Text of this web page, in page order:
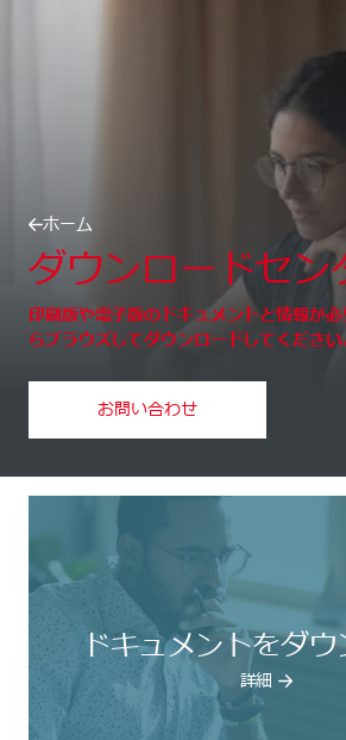
ホーム
ダウンロードセン
印刷版や電子版のドキュメントと情報が
らブラウズしてダウンロードしてください
お問い合わせ
ドキュメントをダ
詳細